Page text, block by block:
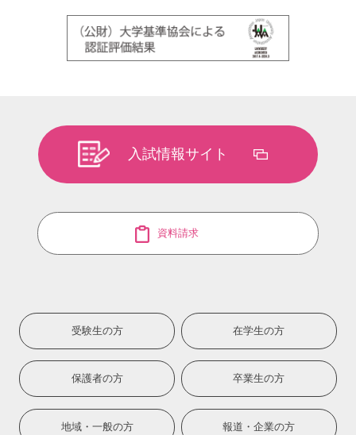
入試情報サイト
資料請求
受験生の方 在学生の方
保護者の方 卒業生の方
地域・一般の方 報道・企業の方